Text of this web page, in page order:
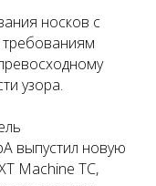
носков с
узора.
выпустил новую
Machine TC,